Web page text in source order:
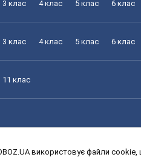
3 клас 4 клас 5 клас 6 клас
3 клас 4 клас 5 клас 6 клас
11 клас
використовує файли cookie,